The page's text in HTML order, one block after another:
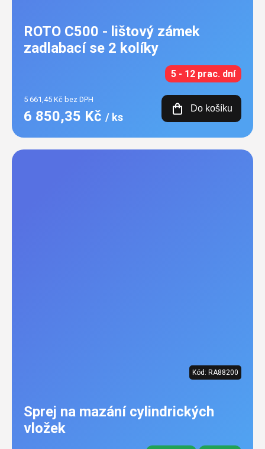
ROTO C500 - lištový zámek
zadlabací se 2 kolíky
5 - 12 prac. dní
5 661,45 Kč bez DPH
6 850,35 Kč / ks
Do košíku
Kód: RA88200
Sprej na mazání cylindrických
vložek